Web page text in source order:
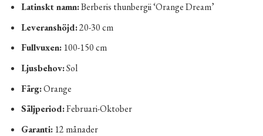
Latinskt namn:Berberis thunbergii ‘Orange Dream’
Leveranshöjd:20-30 cm
Fullvuxen:100-150 cm
Ljusbehov:Sol
Färg:Orange
Säljperiod:Februari-Oktober
Garanti:12 månader